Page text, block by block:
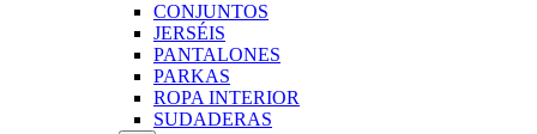
CONJUNTOS
JERSÉIS
PANTALONES
PARKAS
ROPA INTERIOR
SUDADERAS